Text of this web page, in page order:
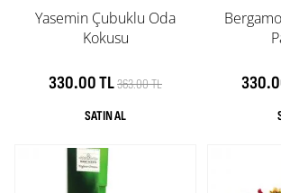
Yasemin Çubuklu Oda
Kokusu
330.00 TL363.00 TL